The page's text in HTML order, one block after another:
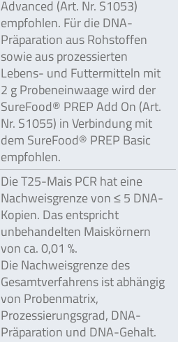
Advanced (Art. Nr. S1053)
empfohlen. Für die DNA-
Präparation aus Rohstoffen
sowie aus prozessierten
Lebens- und Futtermitteln mit
2 g Probeneinwaage wird der
SureFood® PREP Add On (Art.
Nr. S1055) in Verbindung mit
dem SureFood® PREP Basic
empfohlen.
Die T25-Mais PCR hat eine
Nachweisgrenze von ≤ 5 DNA-
Kopien. Das entspricht
unbehandelten Maiskörnern
von ca. 0,01 %.
Die Nachweisgrenze des
Gesamtverfahrens ist abhängig
von Probenmatrix,
Prozessierungsgrad, DNA-
Präparation und DNA-Gehalt.